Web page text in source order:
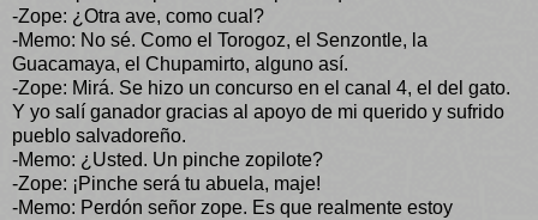
-Zope: ¿Otra ave, como cual?
-Memo: No sé. Como el Torogoz, el Senzontle, la
Guacamaya, el Chupamirto, alguno así.
-Zope: Mirá. Se hizo un concurso en el canal 4, el del gato.
Y yo salí ganador gracias al apoyo de mi querido y sufrido
pueblo salvadoreño.
-Memo: ¿Usted. Un pinche zopilote?
-Zope: ¡Pinche será tu abuela, maje!
-Memo: Perdón señor zope. Es que realmente estoy